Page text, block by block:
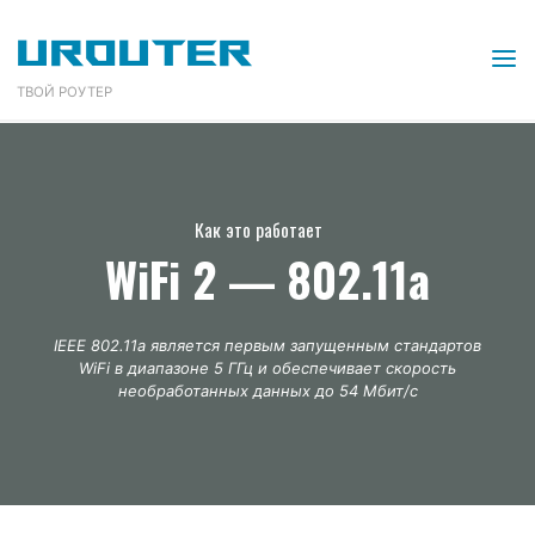
содержимому
URouter
ТВОЙ РОУТЕР
Как это работает
WiFi 2 — 802.11a
IEEE 802.11a является первым запущенным стандартов
WiFi в диапазоне 5 ГГц и обеспечивает скорость
необработанных данных до 54 Мбит/с